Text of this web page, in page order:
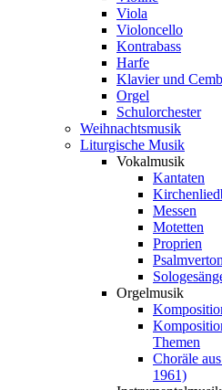
Viola
Violoncello
Kontrabass
Harfe
Klavier und
Orgel
Schulorchester
Weihnachtsmusik
Liturgische Musik
Vokalmusik
Kantaten
Messen
Motetten
Proprien
Orgelmusik
Themen
Choräle
1961)